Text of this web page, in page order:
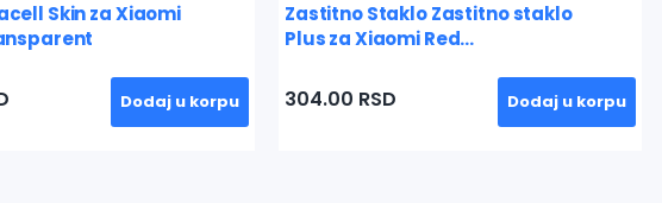
Staklo Zastitno staklo
Xiaomi Red...
Dodaj u korpu
Maska 3D Camera za Xiaomi
Redmi 9 crna
408.00 RSD Dodaj u korpu